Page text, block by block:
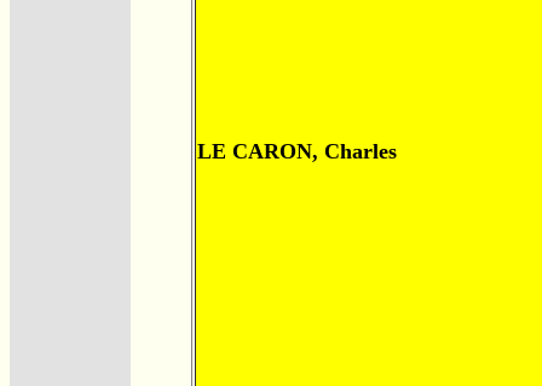
LE CARON, Charles